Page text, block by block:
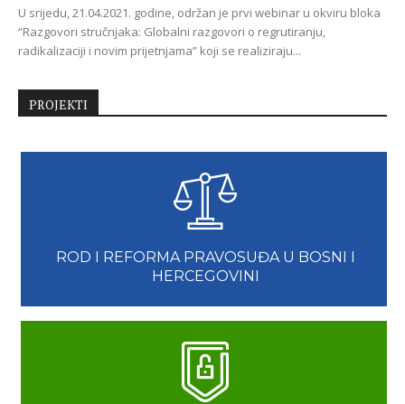
U srijedu, 21.04.2021. godine, održan je prvi webinar u okviru bloka
“Razgovori stručnjaka: Globalni razgovori o regrutiranju,
radikalizaciji i novim prijetnjama” koji se realiziraju...
PROJEKTI
ROD I REFORMA PRAVOSUĐA U BOSNI I
HERCEGOVINI